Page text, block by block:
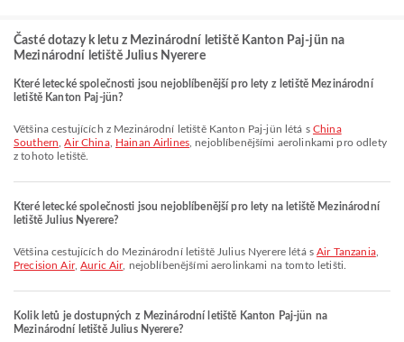
Časté dotazy k letu z Mezinárodní letiště Kanton Paj-jün na
Mezinárodní letiště Julius Nyerere
Které letecké společnosti jsou nejoblíbenější pro lety z letiště Mezinárodní
letiště Kanton Paj-jün?
Většina cestujících z Mezinárodní letiště Kanton Paj-jün létá s China
Southern ,Air China, Hainan Airlines , nejoblíbenějšími aerolinkami pro odlety
z tohoto letiště.
Které letecké společnosti jsou nejoblíbenější pro lety na letiště Mezinárodní
letiště Julius Nyerere?
Většina cestujících do Mezinárodní letiště Julius Nyerere létá sAir Tanzania,
Precision Air,Auric Air, nejoblíbenějšími aerolinkami na tomto letišti.
Kolik letů je dostupných z Mezinárodní letiště Kanton Paj-jün na
Mezinárodní letiště Julius Nyerere?